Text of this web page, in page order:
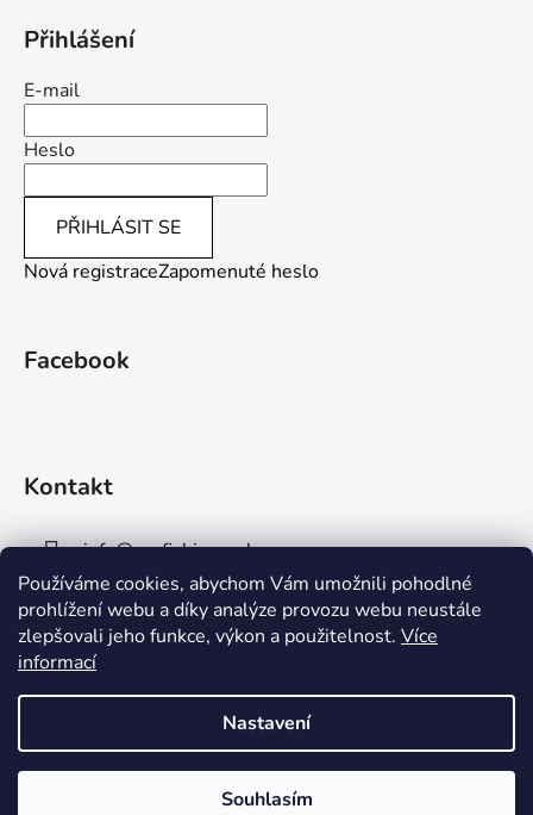
Používáme cookies, abychom Vám umožnili pohodlné
prohlížení webu a díky analýze provozu webu neustále
zlepšovali jeho funkce, výkon a použitelnost. Více
informací
Nastavení
Souhlasím
Přihlášení
E-mail
Heslo
PŘIHLÁSIT SE
Nová registraceZapomenuté heslo
Facebook
Kontakt
info@aaafishingpraha.cz
778 011 878
Vytvořil Shoptet
AAA Fishing Praha s.r.o.